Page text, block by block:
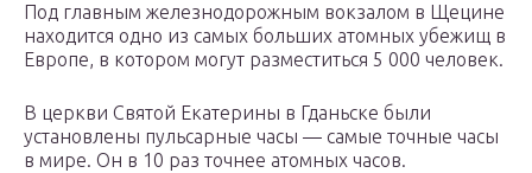
Под главным железнодорожным вокзалом в Щецине
находится одно из самых больших атомных убежищ в
Европе, в котором могут разместиться 5 000 человек.
В церкви Святой Екатерины в Гданьске были
установлены пульсарные часы — самые точные часы
в мире. Он в 10 раз точнее атомных часов.